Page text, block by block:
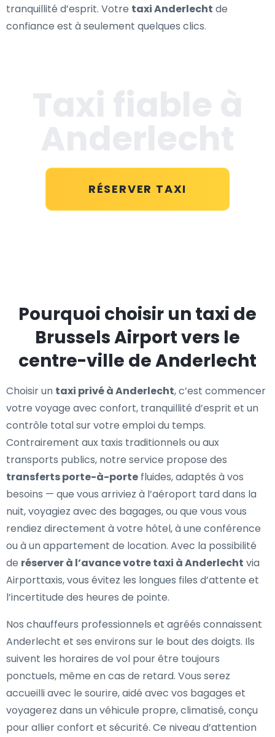
tranquillité d’esprit. Votre taxi Anderlecht de
confiance est à seulement quelques clics.
RÉSERVER TAXI
Pourquoi choisir un taxi de
Brussels Airport vers le
centre-ville de Anderlecht
Choisir un taxi privé à Anderlecht, c’est commencer
votre voyage avec confort, tranquillité d’esprit et un
contrôle total sur votre emploi du temps.
Contrairement aux taxis traditionnels ou aux
transports publics, notre service propose des
transferts porte-à-porte fluides, adaptés à vos
besoins — que vous arriviez à l’aéroport tard dans la
nuit, voyagiez avec des bagages, ou que vous vous
rendiez directement à votre hôtel, à une conférence
ou à un appartement de location. Avec la possibilité
de réserver à l’avance votre taxi à Anderlecht via
Airporttaxis, vous évitez les longues files d’attente et
l’incertitude des heures de pointe.
Nos chauffeurs professionnels et agréés connaissent
Anderlecht et ses environs sur le bout des doigts. Ils
suivent les horaires de vol pour être toujours
ponctuels, même en cas de retard. Vous serez
accueilli avec le sourire, aidé avec vos bagages et
voyagerez dans un véhicule propre, climatisé, conçu
pour allier confort et sécurité. Ce niveau d’attention